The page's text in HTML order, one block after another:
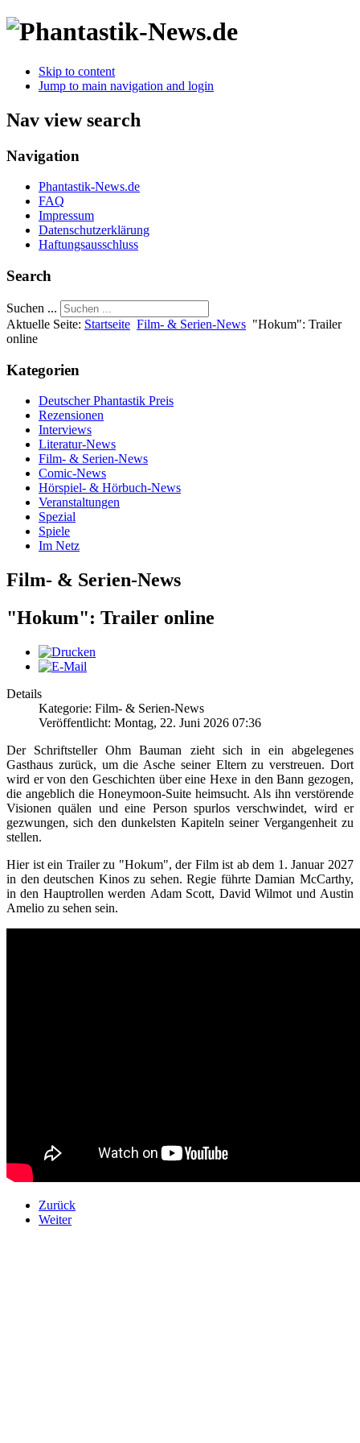
Skip to content
Jump to main navigation and login
Nav view search
Navigation
Phantastik-News.de
FAQ
Impressum
Datenschutzerklärung
Haftungsausschluss
Search
Suchen ...
Aktuelle Seite: Startseite Film- & Serien-News "Hokum": Trailer
online
Kategorien
Deutscher Phantastik Preis
Rezensionen
Interviews
Literatur-News
Film- & Serien-News
Comic-News
Hörspiel- & Hörbuch-News
Veranstaltungen
Spezial
Spiele
Im Netz
Film- & Serien-News
"Hokum": Trailer online
Details
Kategorie: Film- & Serien-News
Veröffentlicht: Montag, 22. Juni 2026 07:36
Der Schriftsteller Ohm Bauman zieht sich in ein abgelegenes
Gasthaus zurück, um die Asche seiner Eltern zu verstreuen. Dort
wird er von den Geschichten über eine Hexe in den Bann gezogen,
die angeblich die Honeymoon-Suite heimsucht. Als ihn verstörende
Visionen quälen und eine Person spurlos verschwindet, wird er
gezwungen, sich den dunkelsten Kapiteln seiner Vergangenheit zu
stellen.
Hier ist ein Trailer zu "Hokum", der Film ist ab dem 1. Januar 2027
in den deutschen Kinos zu sehen. Regie führte Damian McCarthy,
in den Hauptrollen werden Adam Scott, David Wilmot und Austin
Amelio zu sehen sein.
Zurück
Weiter